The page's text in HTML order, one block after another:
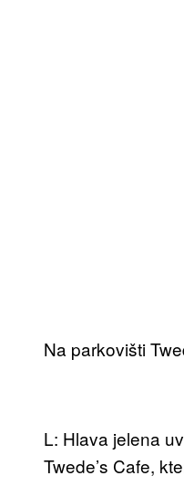
Na parkovišti
L: Hlava jelena
Twede’s Cafe,